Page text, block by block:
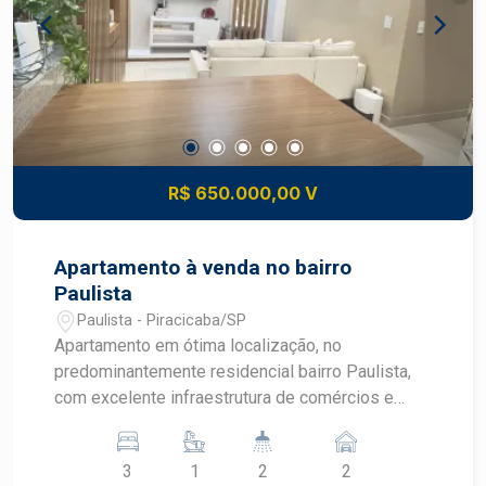
R$ 650.000,00 V
Apartamento à venda no bairro
Paulista
Paulista - Piracicaba/SP
Apartamento em ótima localização, no
predominantemente residencial bairro Paulista,
com excelente infraestrutura de comércios e
Conceição e Edgar Conceição, próximo a
restaurantes, lojas, academias e muito mais. -
3 1 2 2